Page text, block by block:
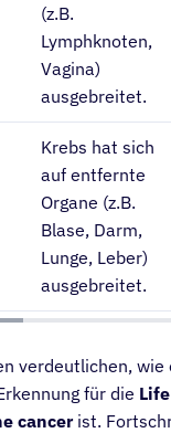
(z.B.
Lymphknoten,
Vagina)
ausgebreitet.
Krebs hat sich
auf entfernte
Organe (z.B.
Blase, Darm,
Lunge, Leber)
ausgebreitet.
verdeutlichen, wie
für die
cancerist.